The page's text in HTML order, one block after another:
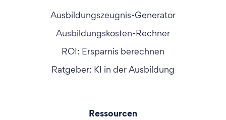
Ausbildungszeugnis-Generator
Ausbildungskosten-Rechner
ROI: Ersparnis berechnen
Ratgeber: KI in der Ausbildung
Ressourcen